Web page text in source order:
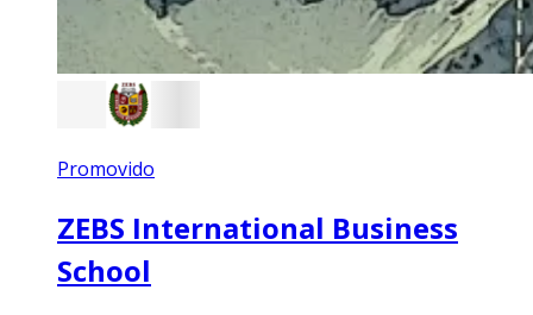
Promovido
ZEBS International Business
School